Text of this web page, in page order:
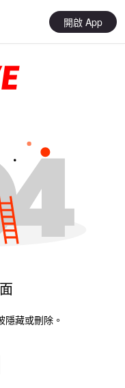
開啟 App
藏或刪除。